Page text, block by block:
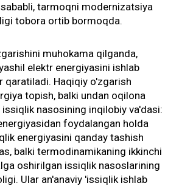
tarmoqni modernizatsiya
tobora ortib bormoqda.
muhokama qilganda,
elektr energiyasini ishlab
qaratiladi. Haqiqiy o'zgarish
topish, balki undan oqilona
nasosining inqilobiy va'dasi:
foydalangan holda
energiyasini qanday tashish
balki termodinamikaning ikkinchi
oshirilgan issiqlik nasoslarining
Ular an'anaviy 'issiqlik ishlab